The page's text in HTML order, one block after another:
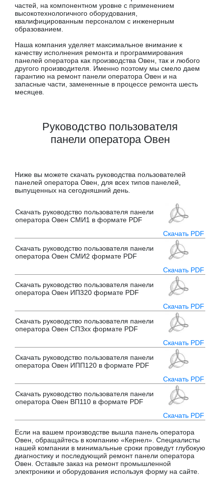
частей, на компонентном уровне с применением
высокотехнологичного оборудования,
квалифицированным персоналом с инженерным
образованием.
Наша компания уделяет максимальное внимание к
качеству исполнения ремонта и программирования
панелей оператора как производства Овен, так и любого
другого производителя. Именно поэтому мы смело даем
гарантию на ремонт панели оператора Овен и на
запасные части, замененные в процессе ремонта шесть
месяцев.
Руководство пользователя
панели оператора Овен
Ниже вы можете скачать руководства пользователей
панелей оператора Овен, для всех типов панелей,
выпущенных на сегодняшний день.
Скачать руководство пользователя панели
оператора Овен СМИ1 в формате PDF
Скачать PDF
Скачать руководство пользователя панели
оператора Овен СМИ2 формате PDF
Скачать PDF
Скачать руководство пользователя панели
оператора Овен ИП320 формате PDF
Скачать PDF
Скачать руководство пользователя панели
оператора Овен СПЗxx формате PDF
Скачать PDF
Скачать руководство пользователя панели
оператора Овен ИПП120 в формате PDF
Скачать PDF
Скачать руководство пользователя панели
оператора Овен ВП110 в формате PDF
Скачать PDF
Если на вашем производстве вышла панель оператора
Овен, обращайтесь в компанию «Кернел». Специалисты
нашей компании в минимальные сроки проведут глубокую
диагностику и последующий ремонт панели оператора
Овен. Оставьте заказ на ремонт промышленной
электроники и оборудования используя форму на сайте.